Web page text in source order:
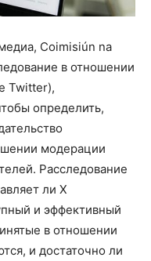
Coimisiún na
в отношении
Twitter),
определить,
модерации
Расследование
ли X
и эффективный
в отношении
и достаточно ли